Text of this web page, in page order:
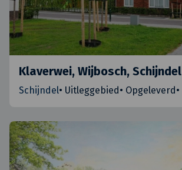
Klaverwei, Wijbosch, Schijndel
Schijndel• Uitleggebied• Opgeleverd•